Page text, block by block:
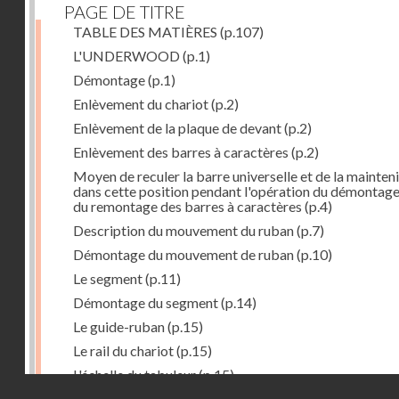
PAGE DE TITRE
TABLE DES MATIÈRES (p.107)
L'UNDERWOOD (p.1)
Démontage(p.1)
Enlèvement du chariot(p.2)
Enlèvement de la plaque de devant(p.2)
Enlèvement des barres à caractères (p.2)
Moyen de reculer la barre universelle et de la
dans cette position pendant l'opération du
du remontage des barres à caractères (p.4)
Description du mouvement du ruban(p.7)
Démontage du mouvement de ruban(p.10)
Le segment(p.11)
Démontage du segment(p.14)
Le guide-ruban(p.15)
Le rail du chariot(p.15)
L'échelle du tabuleur(p.15)